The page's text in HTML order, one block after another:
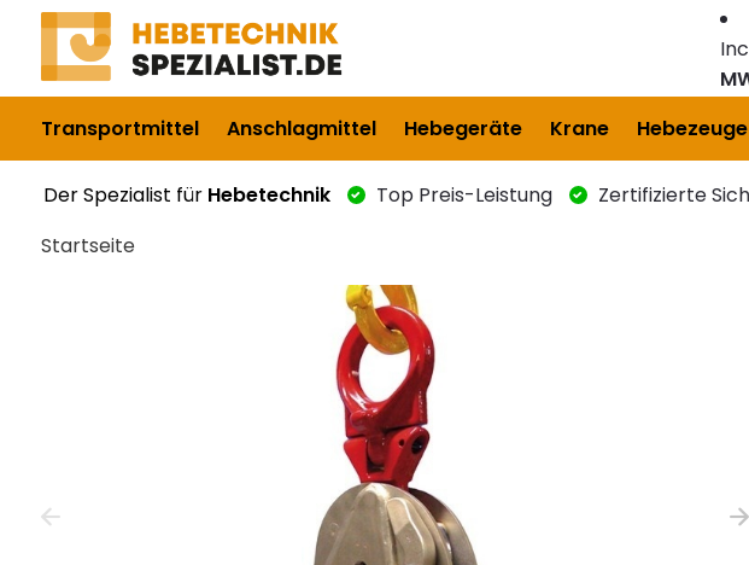
Transportmittel Anschlagmittel Hebegeräte Krane Hebezeuge
Der Spezialist für Hebetechnik Top Preis-Leistung Zertifizierte
Startseite